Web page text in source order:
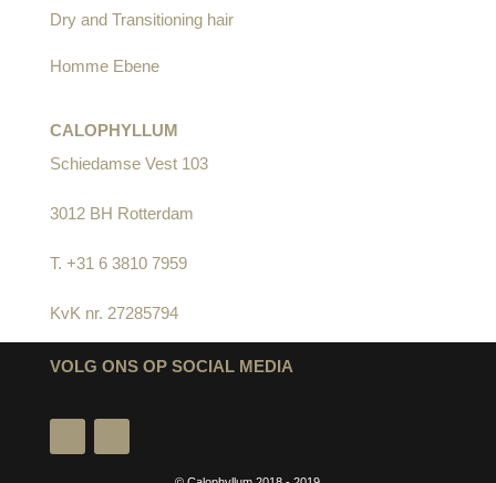
Dry and Transitioning hair
Homme Ebene
CALOPHYLLUM
Schiedamse Vest 103
3012 BH Rotterdam
T. +31 6 3810 7959
KvK nr. 27285794
VOLG ONS OP SOCIAL MEDIA